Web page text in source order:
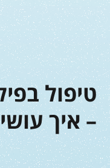
טיפול
– איך